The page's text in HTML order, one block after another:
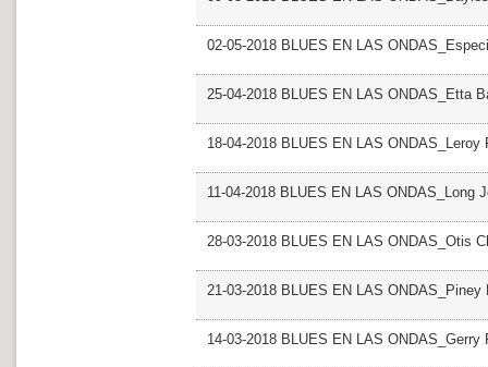
02-05-2018 BLUES EN LAS
25-04-2018 BLUES EN LAS ONDAS_Etta
18-04-2018 BLUES EN LAS ONDAS_Leroy
11-04-2018 BLUES EN LAS ONDAS_Long
28-03-2018 BLUES EN LAS ONDAS_Otis
21-03-2018 BLUES EN LAS ONDAS_Piney
14-03-2018 BLUES EN LAS ONDAS_Gerry